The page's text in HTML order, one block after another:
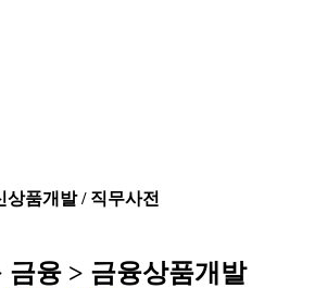
상품개발 / 직무사전
금융 > 금융상품개발